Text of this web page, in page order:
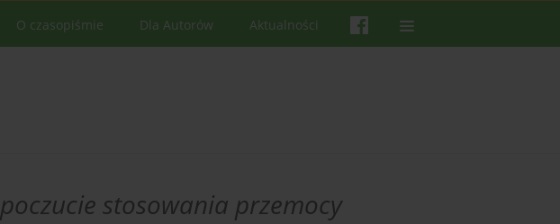
O czasopiśmie Dla Autorów Aktualności
poczucie stosowania przemocy